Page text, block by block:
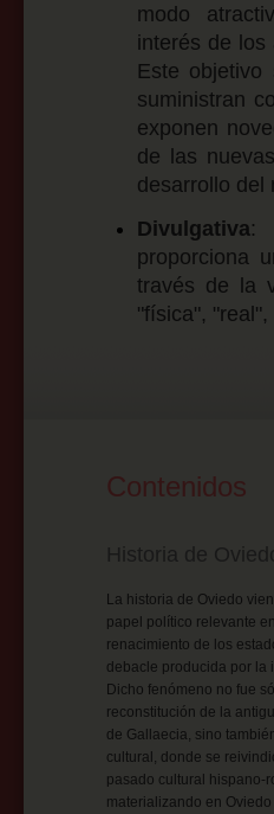
modo
interés de los
Este
suministran
exponen
de las
desarrollo del
Divulgativa:
proporciona
través de la
"física", "real",
Contenidos
Historia de
La historia de Oviedo
papel político relevante
renacimiento de los
debacle producida por la
Dicho fenómeno no fue
reconstitución de la
de Gallaecia, sino
cultural, donde se
pasado cultural hispano-
materializando en